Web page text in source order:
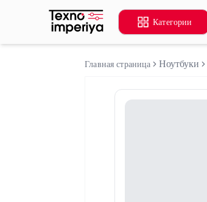
Категории
Главная страница Ноутбуки